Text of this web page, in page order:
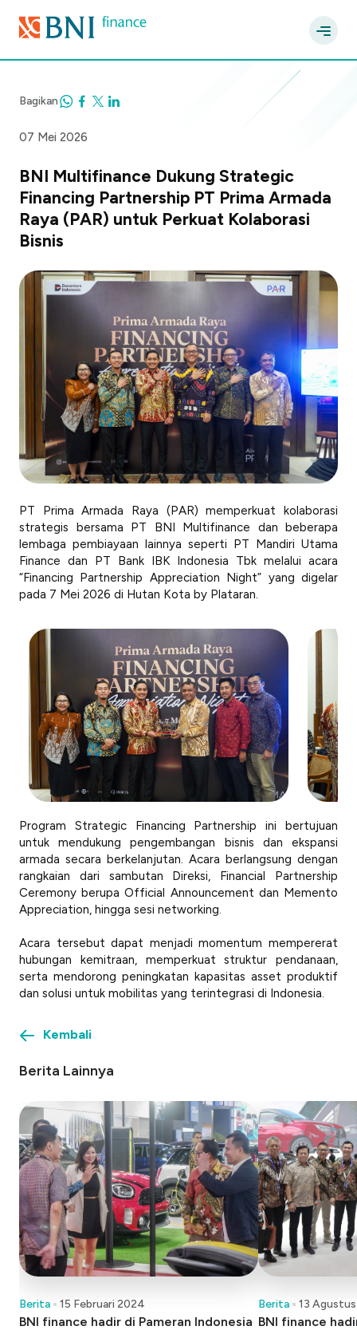
07 Mei 2026
Bagikan
BNI Multifinance Dukung Strategic
Financing Partnership PT Prima Armada
Raya (PAR) untuk Perkuat Kolaborasi
Bisnis
PT Prima Armada Raya (PAR) memperkuat kolaborasi
strategis bersama PT BNI Multifinance dan beberapa
lembaga pembiayaan lainnya seperti PT Mandiri Utama
Finance dan PT Bank IBK Indonesia Tbk melalui acara
“Financing Partnership Appreciation Night” yang digelar
pada 7 Mei 2026 di Hutan Kota by Plataran.
Program Strategic Financing Partnership ini bertujuan
untuk mendukung pengembangan bisnis dan ekspansi
armada secara berkelanjutan. Acara berlangsung dengan
rangkaian dari sambutan Direksi, Financial
Partnership
Ceremony berupaOfficial Announcement dan Memento
Appreciation , hingga sesi networking
Acara tersebut dapat menjadi momentum mempererat
hubungan kemitraan, memperkuat struktur pendanaan,
serta mendorong peningkatan kapasitas asset produktif
dan solusi untuk mobilitas yang terintegrasi di Indonesia.
Kembali
Berita Lainnya
Berita 15 Februari 2024
BNI finance hadir di Pameran Indonesia
Berita 13
BNI finance